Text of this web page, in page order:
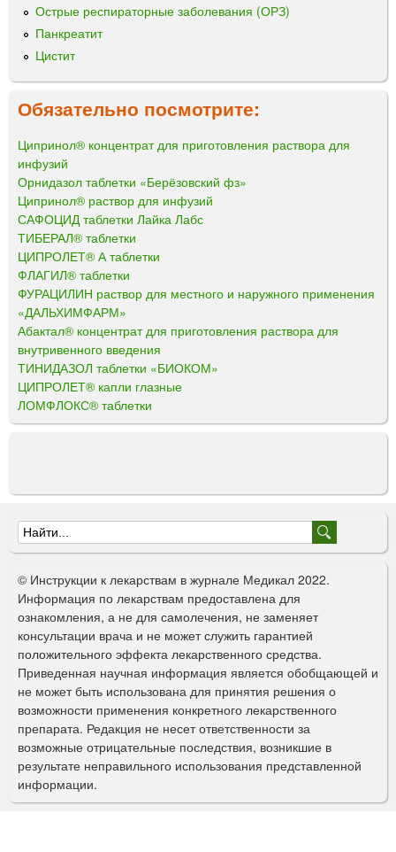
Острые респираторные заболевания (ОРЗ)
Панкреатит
Цистит
Обязательно посмотрите:
Ципринол® концентрат для приготовления раствора для
инфузий
Орнидазол таблетки «Берёзовский фз»
Ципринол® раствор для инфузий
САФОЦИД таблетки Лайка Лабс
ТИБЕРАЛ® таблетки
ЦИПРОЛЕТ® А таблетки
ФЛАГИЛ® таблетки
ФУРАЦИЛИН раствор для местного и наружного применения
«ДАЛЬХИМФАРМ»
Абактал® концентрат для приготовления раствора для
внутривенного введения
ТИНИДАЗОЛ таблетки «БИОКОМ»
ЦИПРОЛЕТ® капли глазные
ЛОМФЛОКС® таблетки
Ф
о
р
м
а
п
о
и
с
к
© Инструкции к лекарствам в журнале Медикал 2022.
Информация по лекарствам предоставлена для
ознакомления, а не для самолечения, не заменяет
консультации врача и не может служить гарантией
положительного эффекта лекарственного средства.
Приведенная научная информация является обобщающей и
не может быть использована для принятия решения о
возможности применения конкретного лекарственного
препарата. Редакция не несет ответственности за
возможные отрицательные последствия, возникшие в
результате неправильного использования представленной
информации.